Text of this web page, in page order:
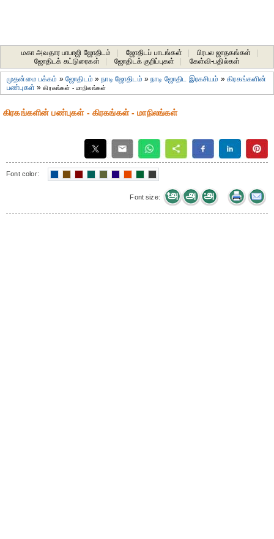
மகா அவதார பாபாஜி ஜோதிடம் ஜோதிடப் பாடங்கள் பிரபல ஜாதகங்கள்
ஜோதிடக் கட்டுரைகள்
ஜோதிடக் குறிப்புகள் கேள்வி-பதில்கள்
முதன்மை பக்கம் »ஜோதிடம் »நாடி ஜோதிடம் »நாடி ஜோதிட இரகசியம் »கிரகங்களின்
பண்புகள் »கிரகங்கள் - மாநிலங்கள்
கிரகங்களின் பண்புகள் - கிரகங்கள் - மாநிலங்கள்
Font color:
Font size: